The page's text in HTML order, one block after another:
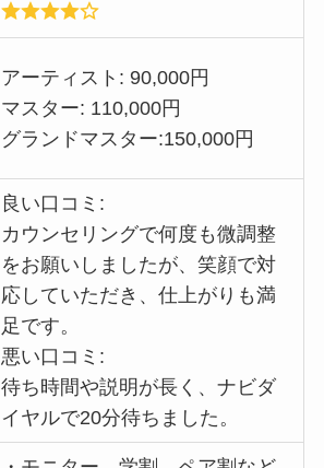
アーティスト: 90,000円
マスター: 110,000円
グランドマスター:150,000円
良い口コミ:
カウンセリングで何度も微調整
をお願いしましたが、笑顔で対
応していただき、仕上がりも満
足です。
悪い口コミ:
待ち時間や説明が長く、ナビダ
イヤルで20分待ちました。